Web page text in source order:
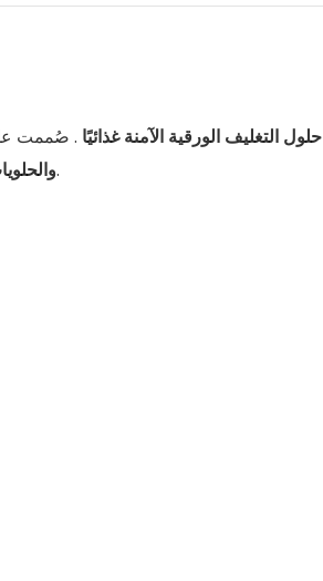
حلول التغليف الورقية الآمنة غذائيًا . صُممت علب
لتوفير الأمان والمظهر الأنيق. جميع منتجاتنا قابلة للتخصيص بالكامل لتلبية احتياجاتكم الخاصة في مجال التغليف.